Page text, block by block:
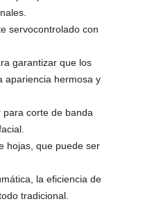
servocontrolado con
garantizar que los
apariencia hermosa y
corte de banda
hojas, que puede ser
la eficiencia de
tradicional.